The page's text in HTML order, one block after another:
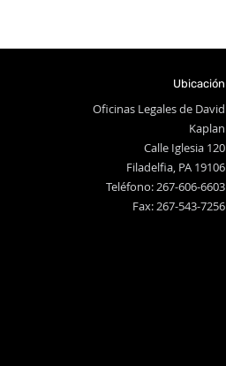
Ubicación
Oficinas Legales de David
Kaplan
Calle Iglesia 120
Filadelfia, PA 19106
Teléfono: 267-606-6603
Fax: 267-543-7256